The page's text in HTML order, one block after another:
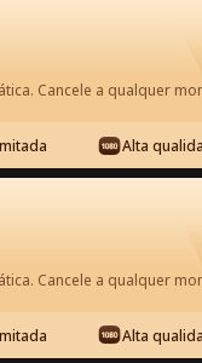
No Dia do
Cancele a qualquer
Alta
Cancele a qualquer
Alta